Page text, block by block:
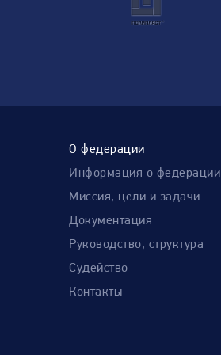
О федерации
Информация о федерации
Миссия, цели и задачи
Документация
Руководство, структура
Судейство
Контакты